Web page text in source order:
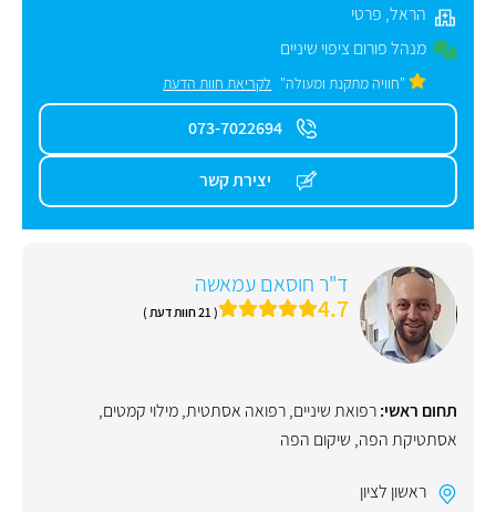
הראל, פרטי
מנהל פורום ציפוי שיניים
"חוויה מתקנת ומעולה" לקריאת חוות הדעת
073-7022694
יצירת קשר
ד"ר חוסאם עמאשה
4.7 ( 21 חוות דעת )
תחום ראשי:רפואת שיניים,רפואה אסתטית,מילוי קמטים,
אסתטיקת הפה, שיקום הפה
ראשון לציון